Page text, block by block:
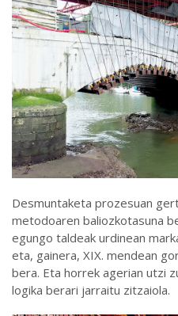
Desmuntaketa prozesuan
metodoaren baliozkotasuna
egungo taldeak urdinean
eta, gainera, XIX. mendean
bera. Eta horrek agerian utzi
logika berari jarraitu zitzaiola.